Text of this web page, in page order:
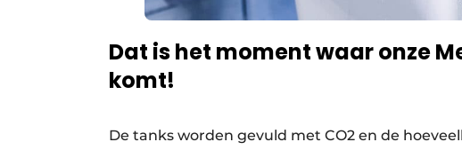
Dat is het moment waar onze
komt!
De tanks worden gevuld met CO2 en de